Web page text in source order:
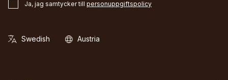
Ja, jag samtycker till personuppgiftspolicy